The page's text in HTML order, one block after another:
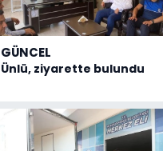
GÜNCEL
Ünlü, ziyarette bulundu